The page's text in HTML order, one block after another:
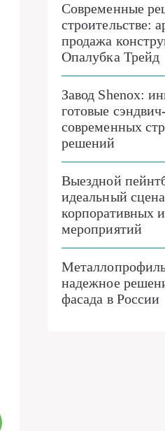
Современные
строительстве:
продажа
Опалубка Трейд
Завод Shenox:
готовые
современных
решений
Выездной
идеальный
корпоративных
мероприятий
надежное
фасада в России